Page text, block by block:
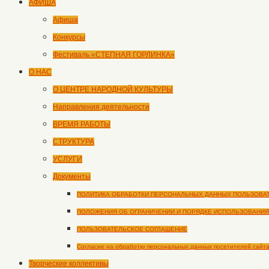
АФИША
Афиша
Конкурсы
Фестиваль «СТЕПНАЯ ГОРЛИНКА»
О НАС
О ЦЕНТРЕ НАРОДНОЙ КУЛЬТУРЫ
Направления деятельности
ВРЕМЯ РАБОТЫ
СТРУКТУРА
УСЛУГИ
Документы
ПОЛИТИКА ОБРАБОТКИ ПЕРСОНАЛЬНЫХ ДАННЫХ
ПОЛОЖЕНИЯ ОБ ОГРАНИЧЕНИИ И ПОРЯДКЕ
ПОЛЬЗОВАТЕЛЬСКОЕ СОГЛАШЕНИЕ
Согласие на обработку персональных данных посетителей сайта
Творческие коллективы